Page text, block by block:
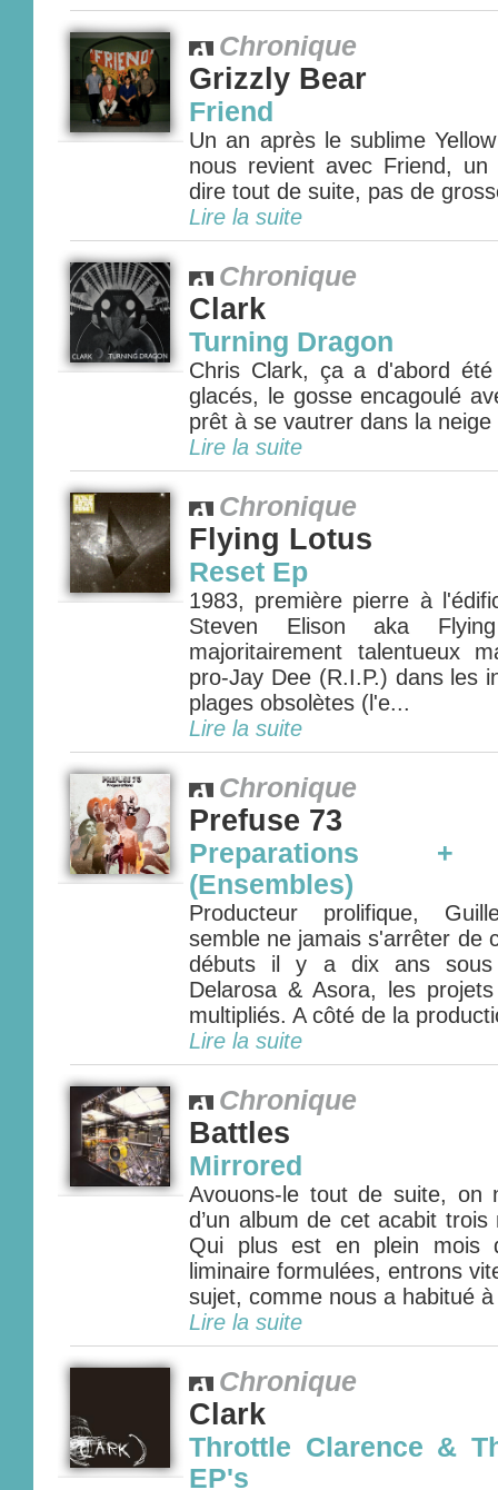
Chronique
Grizzly Bear
Friend
Un an après le sublime
nous revient avec Friend, un
dire tout de suite, pas de
Lire la suite
Chronique
Clark
Turning Dragon
Chris Clark, ça a d'abord
glacés, le gosse encagoulé
prêt à se vautrer dans la
Lire la suite
Chronique
Flying Lotus
Reset Ep
1983, première pierre à
Steven Elison aka
majoritairement talentueux
pro-Jay Dee (R.I.P.) dans les
plages obsolètes (l'e...
Lire la suite
Chronique
Prefuse 73
Preparations +
(Ensembles)
Producteur prolifique,
semble ne jamais s'arrêter de
débuts il y a dix ans sous
Delarosa & Asora, les
multipliés. A côté de la
Lire la suite
Chronique
Battles
Mirrored
Avouons-le tout de suite, on
d’un album de cet acabit
Qui plus est en plein mois
liminaire formulées, entrons
sujet, comme nous a habitué
Lire la suite
Chronique
Clark
Throttle Clarence &
EP's